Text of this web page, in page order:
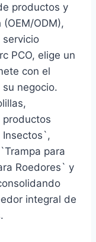
productos y
ODM),
servicio
PCO, elige un
con el
negocio.
productos
Insectos`,
para
Roedores` y
integral de